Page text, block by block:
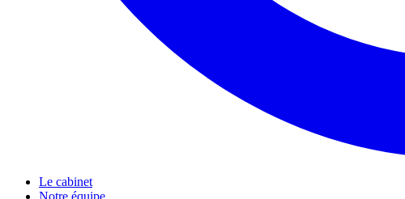
Le cabinet
Notre équipe